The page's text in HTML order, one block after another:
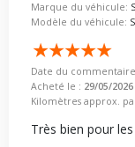
Marque du véhicule:
Modèle du véhicule:
Date du
Acheté le : 29/05/2026
Kilomètres approx.
Très bien pour